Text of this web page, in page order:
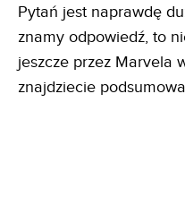
Pytań jest naprawdę
znamy odpowiedź, to
jeszcze przez Marvela
znajdziecie